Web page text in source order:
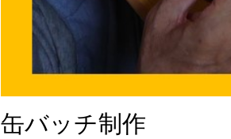
缶バッチ制作